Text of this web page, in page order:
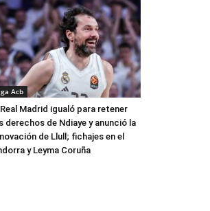
Acb
Real Madrid igualó para retener
derechos de Ndiaye y anunció la
de Llull; fichajes en el
y Leyma Coruña